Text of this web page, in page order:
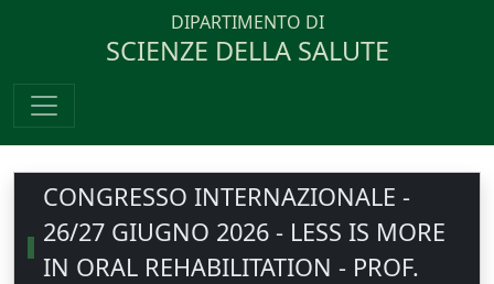
DIPARTIMENTO DI
SCIENZE DELLA SALUTE
CONGRESSO INTERNAZIONALE -
26/27 GIUGNO 2026 - LESS IS MORE
IN ORAL REHABILITATION - PROF.